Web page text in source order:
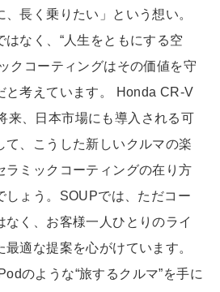
、長く乗りたい」という想い。
なく、“人生をともにする空
クコーティングはその価値を守
と考えています。 Honda CR-V
来、日本市場にも導入される可
て、こうした新しいクルマの楽
ラミックコーティングの在り方
しょう。SOUPでは、ただコー
なく、お客様一人ひとりのライ
適な提案を心がけています。
のような“旅するクルマ”を手に